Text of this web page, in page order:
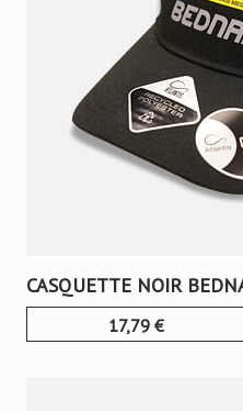
CASQUETTE NOIR
17,79 €